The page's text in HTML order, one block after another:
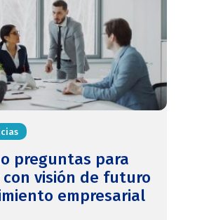
preguntas para
visión de futuro
empresarial